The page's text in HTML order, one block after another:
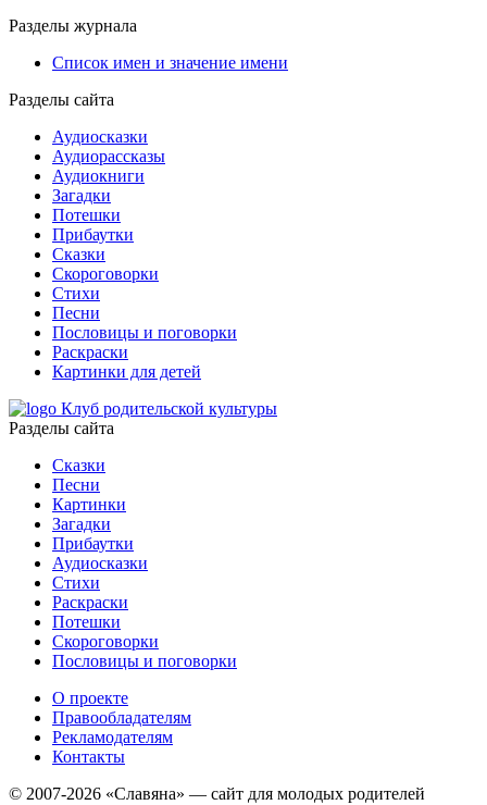
Разделы журнала
Список имен и значение имени
Разделы сайта
Аудиосказки
Аудиорассказы
Аудиокниги
Загадки
Потешки
Прибаутки
Сказки
Скороговорки
Стихи
Песни
Пословицы и поговорки
Раскраски
Картинки для детей
Клуб родительской культуры
Разделы сайта
Сказки
Песни
Картинки
Загадки
Прибаутки
Аудиосказки
Стихи
Раскраски
Потешки
Скороговорки
Пословицы и поговорки
О проекте
Правообладателям
Рекламодателям
Контакты
© 2007-2026 «Славяна» — сайт для молодых родителей